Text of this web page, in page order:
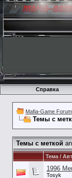
Справка
Mafia-Game Forum
Темы с
Темы с меткой
Тема /
1996
Tosyk